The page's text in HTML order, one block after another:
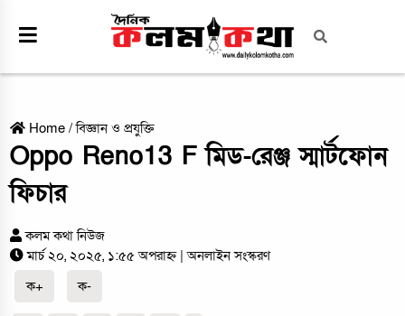
Home /বিজ্ঞান ও প্রযুক্তি
Oppo Reno13 F মিড-রেঞ্জ স্মার্টফোন
ফিচার
কলম কথা নিউজ
মার্চ ২০, ২০২৫, ১:৫৫ অপরাহ্ন | অনলাইন সংস্করণ
ক+
ক-